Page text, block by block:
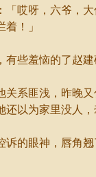
「哎呀，六爷，大
！」
些羞恼的了赵建
系匪浅，昨晚又
以为家里没人，
的眼神，唇角翘